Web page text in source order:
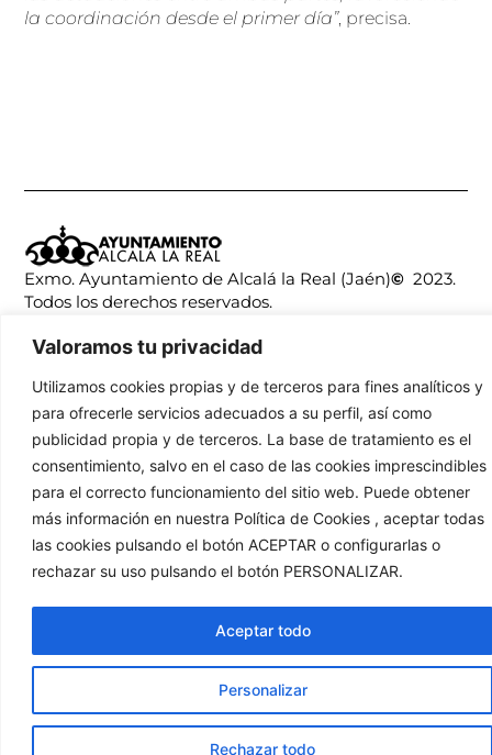
Valoramos tu privacidad
Utilizamos cookies propias y de terceros para fines analíticos y
para ofrecerle servicios adecuados a su perfil, así como
publicidad propia y de terceros. La base de tratamiento es el
consentimiento, salvo en el caso de las cookies imprescindibles
para el correcto funcionamiento del sitio web. Puede obtener
más información en nuestra Política de Cookies , aceptar todas
las cookies pulsando el botón ACEPTAR o configurarlas o
rechazar su uso pulsando el botón PERSONALIZAR.
Personalizar
Rechazar todo
Aceptar todo
la coordinación desde el primer día”, precisa.
Exmo. Ayuntamiento de Alcalá la Real (Jaén)©2023.
Todos los derechos reservados.
Ciudades MediasMuseo Alcalá la Real